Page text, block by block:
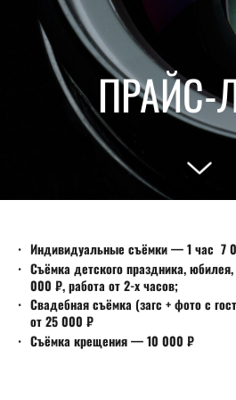
ПРАЙС-
Индивидуальные съёмки —1 час 7
Съёмка детского праздника,
000 ₽, работа от 2-х часов;
Свадебная съёмка (загс + фото с
от 25 000 ₽
Съёмка крещения — 10 000 ₽